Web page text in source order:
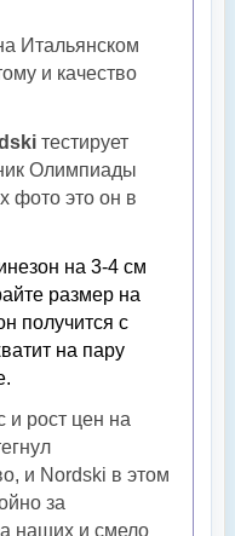
Итальянском
и качество
тестирует
Олимпиады
фото это он в
на 3-4 см
размер на
получится с
на пару
и рост цен на
и Nordski в этом
за
наших и смело